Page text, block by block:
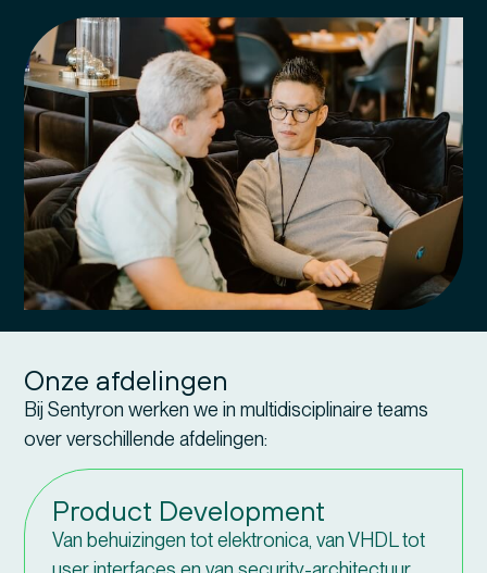
Onze afdelingen
Bij Sentyron werken we in multidisciplinaire teams
over verschillende afdelingen:
Product Development
Van behuizingen tot elektronica, van VHDL tot